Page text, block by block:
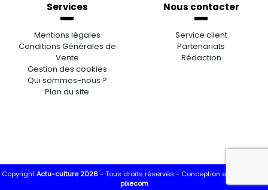
Services
Mentions légales
Conditions Générales de
Vente
Gestion des cookies
Qui sommes-nous ?
Plan du site
Nous contacter
Service client
Partenariats
Rédaction
CopyrightActu-culture 2026- Tous droits réservés - Conception et réalisation
pixecom